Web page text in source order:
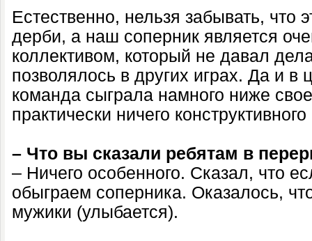
Естественно, нельзя забывать, что
дерби, а наш соперник является
коллективом, который не давал
позволялось в других играх. Да и
команда сыграла намного ниже
практически ничего
– Что вы сказали ребятам в
– Ничего особенного. Сказал, что
обыграем соперника. Оказалось,
мужики (улыбается).